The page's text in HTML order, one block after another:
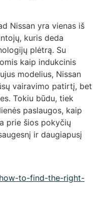
Nissan yra vienas iš
kuris deda
plėtrą. Su
kaip indukcinis
modelius, Nissan
vairavimo patirtį, bet
Tokiu būdu, tiek
paslaugos, kaip
prie šios pokyčių
ir daugiapusį
to-find-the-right-